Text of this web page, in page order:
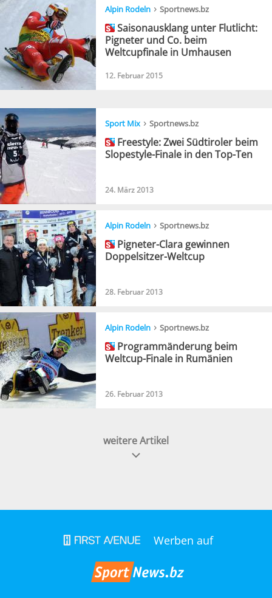
Alpin Rodeln › Sportnews.bz
Saisonausklang unter Flutlicht:
Pigneter und Co. beim
Weltcupfinale in Umhausen
12. Februar 2015
Sport Mix › Sportnews.bz
Freestyle: Zwei Südtiroler beim
Slopestyle-Finale in den Top-Ten
24. März 2013
Alpin Rodeln › Sportnews.bz
Pigneter-Clara gewinnen
Doppelsitzer-Weltcup
28. Februar 2013
Alpin Rodeln › Sportnews.bz
Programmänderung beim
Weltcup-Finale in Rumänien
26. Februar 2013
weitere Artikel
Werben auf